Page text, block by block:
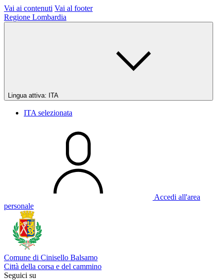
Vai ai contenuti Vai al footer
Regione Lombardia
Lingua attiva: ITA
ITA selezionata
Accedi all'area
personale
Comune di Cinisello Balsamo
Città della corsa e del cammino
Seguici su